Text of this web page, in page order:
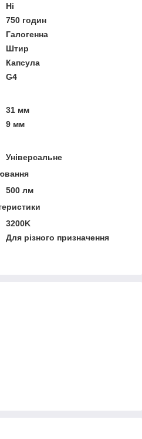
Ні
750 годин
Галогенна
Штир
Капсула
G4
31 мм
9 мм
Універсальне
500 лм
3200K
Для різного призначення